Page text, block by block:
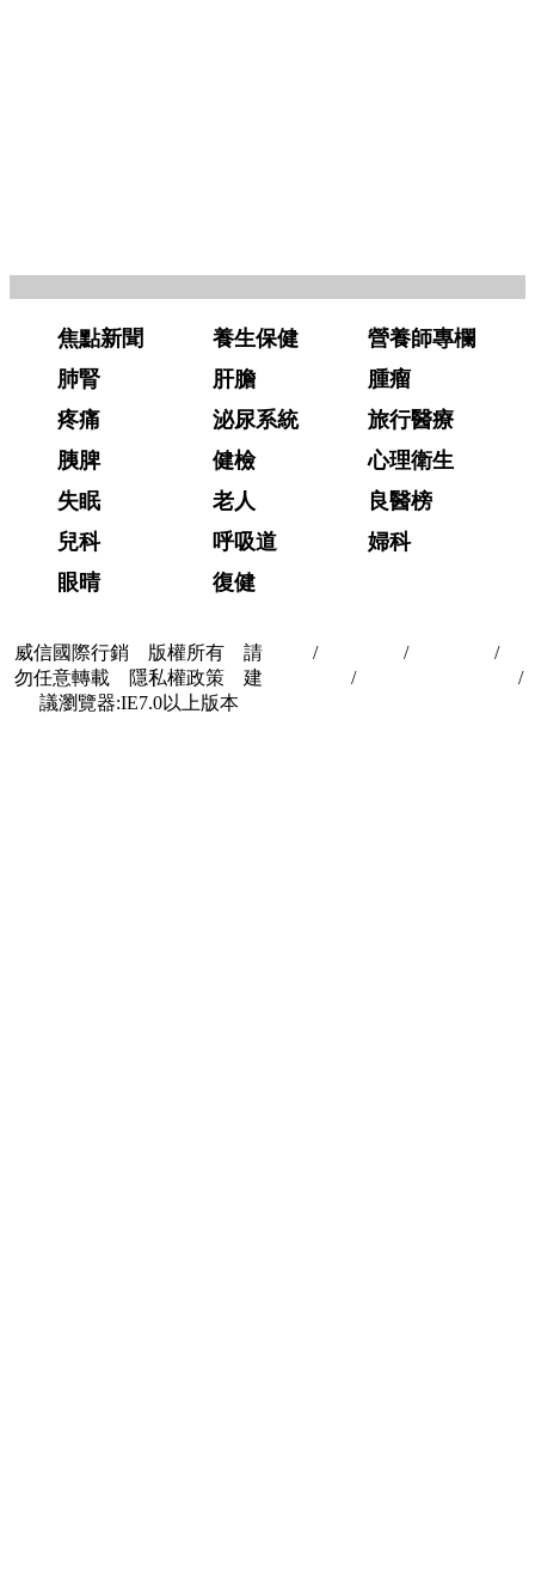
焦點新聞 養生保健
營養師專欄
肺腎
肝膽
腫瘤
疼痛
泌尿系統
旅行醫療
胰脾
健檢
心理衛生
失眠
老人
良醫榜
兒科
呼吸道
婦科
眼晴
復健
威信國際行銷 版權所有 請
勿任意轉載 隱私權政策 建
議瀏覽器:IE7.0以上版本
/ / /
/
/